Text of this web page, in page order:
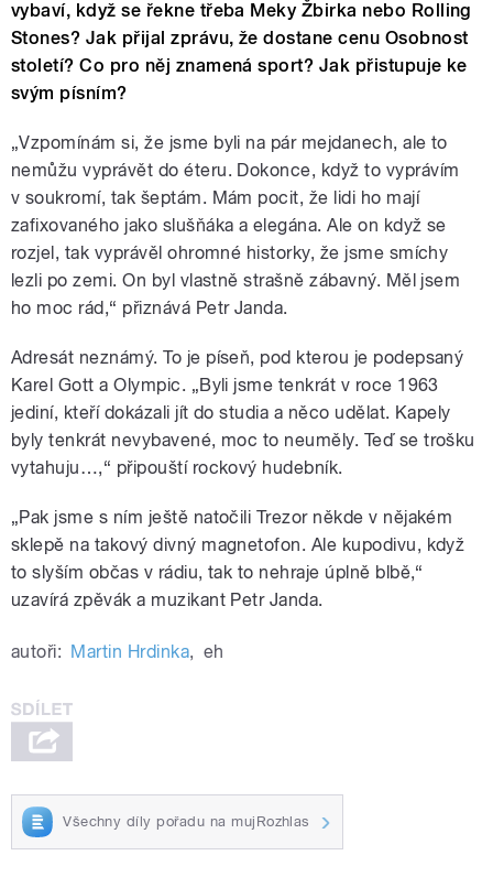
vybaví, když se řekne třeba Meky Žbirka nebo Rolling
Stones? Jak přijal zprávu, že dostane cenu Osobnost
století? Co pro něj znamená sport? Jak přistupuje ke
svým písním?
„Vzpomínám si, že jsme byli na pár mejdanech, ale to
nemůžu vyprávět do éteru. Dokonce, když to vyprávím
v soukromí, tak šeptám. Mám pocit, že lidi ho mají
zafixovaného jako slušňáka a elegána. Ale on když se
rozjel, tak vyprávěl ohromné historky, že jsme smíchy
lezli po zemi. On byl vlastně strašně zábavný. Měl jsem
ho moc rád,“ přiznává Petr Janda.
Adresát neznámý. To je píseň, pod kterou je podepsaný
Karel Gott a Olympic. „Byli jsme tenkrát v roce 1963
jediní, kteří dokázali jít do studia a něco udělat. Kapely
byly tenkrát nevybavené, moc to neuměly. Teď se trošku
vytahuju…,“ připouští rockový hudebník.
„Pak jsme s ním ještě natočili Trezor někde v nějakém
sklepě na takový divný magnetofon. Ale kupodivu, když
to slyším občas v rádiu, tak to nehraje úplně blbě,“
uzavírá zpěvák a muzikant Petr Janda.
autoři: Martin Hrdinka, eh
Všechny díly pořadu na mujRozhlas